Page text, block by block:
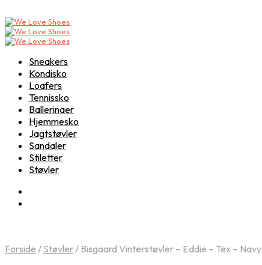
Sneakers
Kondisko
Loafers
Tennissko
Ballerinaer
Hjemmesko
Jagtstøvler
Sandaler
Stiletter
Støvler
Forside / Støvler/ Bisgaard Vinterstøvler – Eddie – Tex – Navy